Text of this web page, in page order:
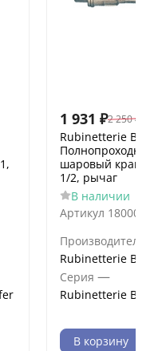
1 931 ₽2 250 ₽
Rubinetterie
шаровый кран
1/2, рычаг
В наличии
Артикул
Производитель
Rubinetterie
Серия —
Rubinetterie
В корзину